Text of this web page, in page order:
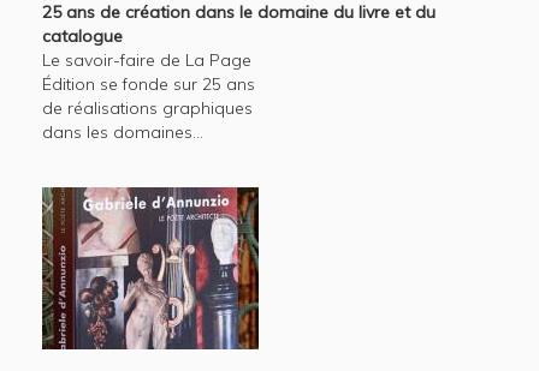
25 ans de création dans le domaine du livre et du
catalogue
Le savoir-faire de La Page
Édition se fonde sur 25 ans
de réalisations graphiques
dans les domaines...